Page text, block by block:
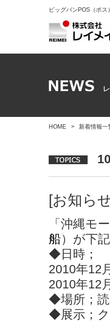
ビッグバンPOS（ポ
HOME > 新着情報一
[お知ら
「沖縄モ
船）が下
◆日時；
2010年12
2010年12
◆場所；読
◆展示；